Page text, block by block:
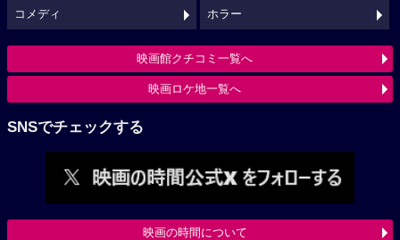
コメディ ホラー
映画館クチコミ一覧へ
映画ロケ地一覧へ
SNSでチェックする
映画の時間について